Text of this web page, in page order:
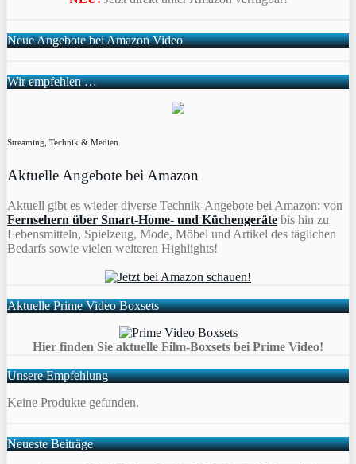
Neue Angebote bei Amazon Video
Wir empfehlen …
Streaming, Technik & Medien
Aktuelle Angebote bei Amazon
Aktuell gibt es wieder diverse Technik-Angebote bei Amazon: von
Fernsehern über Smart-Home- und Küchengeräte bis hin zu
Lebensmitteln, Spielzeug, Mode, Möbel und Artikel des täglichen
Bedarfs sowie vielen weiteren Highlights!
Aktuelle Prime Video Boxsets
Hier finden Sie aktuelle Film-Boxsets bei Prime Video!
Unsere Empfehlung
Keine Produkte gefunden.
Neueste Beiträge